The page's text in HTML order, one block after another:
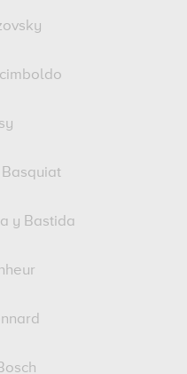
y Bastida